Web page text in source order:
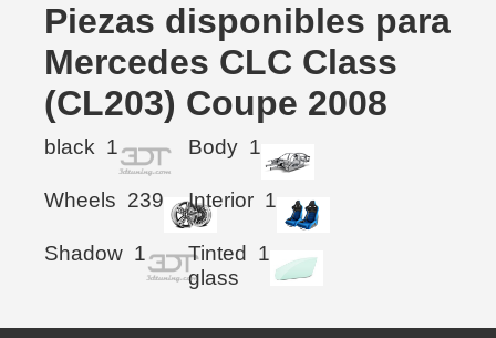
Piezas disponibles para
Mercedes CLC Class
(CL203) Coupe 2008
black 1 Body 1
Wheels 239 Interior 1
Shadow 1
Tinted
glass
1